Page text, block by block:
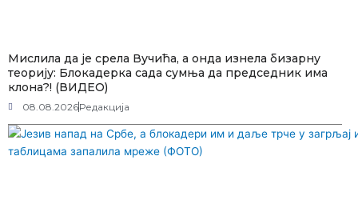
Мислила да је срела Вучића, а онда изнела бизарну
теорију: Блокадерка сада сумња да председник има
клона?! (ВИДЕО)
08.08.2026Редакција